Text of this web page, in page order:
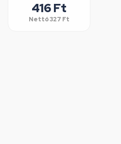
416 Ft
Nettó327 Ft